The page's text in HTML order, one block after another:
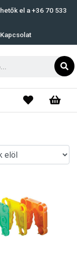
el a+36 70 533
Kapcsolat